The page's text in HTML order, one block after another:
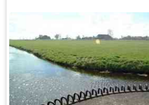
Read more
Tekst: © Foto: © Bauke Folkertsma